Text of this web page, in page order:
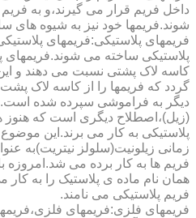
داخل فریم قرار می گیرند،و به
شوند.فریمها خود نیز به شیوه های
فریمهای پلاستیکی:فریمهای
پلاستیکی ساخته می شوند.فریمهای
کاسه لاک پشتی نسبت می دهند و
گردد که فریمها را از کاسه لاک
دیگر به فراموشی سپرده شده است.
(زیل)،اصطلاح دیگری است که هنوز
پلاستیکی به کار می برند.این
زمانی زیلونیت(سلولز نیتریت)به
فریم ها به کار برده می شد.امروزه
همان نام ماده ی پلاستیک را به کار
فریم پلاستیکی می نامند.
فریمهای فلزی:فریمهای